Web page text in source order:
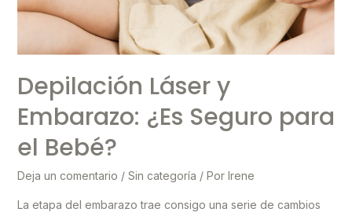
Depilación Láser y
Embarazo: ¿Es Seguro para
el Bebé?
Deja un comentario / Sin categoría / Por Irene
La etapa del embarazo trae consigo una serie de cambios